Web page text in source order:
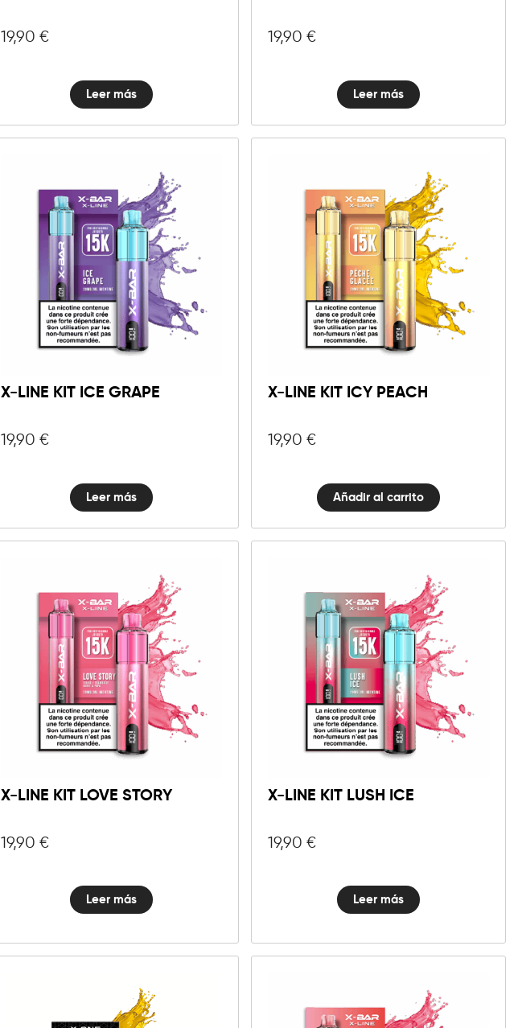
19,90 €
Leer más
19,90 €
Leer más
X-LINE KIT ICE GRAPE
19,90 €
Leer más
X-LINE KIT ICY PEACH
19,90 €
10mg 20mg
X-
Line
Icy
Peach
Añadir al carrito
X-LINE KIT LOVE STORY
19,90 €
Leer más
X-LINE KIT LUSH ICE
19,90 €
Leer más